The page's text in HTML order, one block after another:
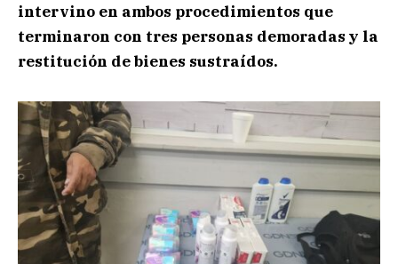
intervino en ambos procedimientos que
terminaron con tres personas demoradas y la
restitución de bienes sustraídos.